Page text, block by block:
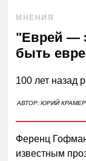
МНЕНИЯ
"Еврей —
быть
100 лет назад
АВТОР:ЮРИЙ КРАМЕР
Ференц
известным